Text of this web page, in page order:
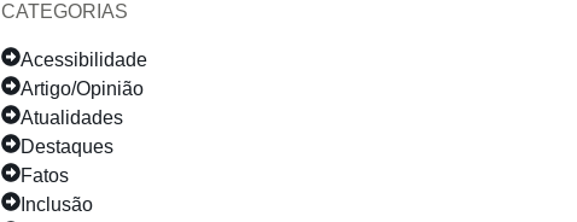
CATEGORIAS
Acessibilidade
Artigo/Opinião
Atualidades
Destaques
Fatos
Inclusão